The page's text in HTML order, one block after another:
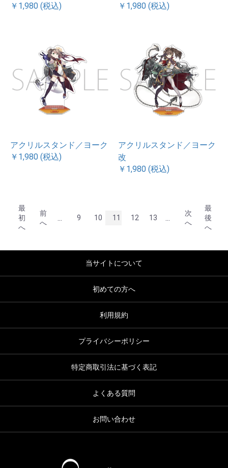
￥1,980 (税込)
￥1,980 (税込)
アクリルスタンド／ヨーク
￥1,980 (税込)
アクリルスタンド／ヨーク
改
￥1,980 (税込)
最
初
へ
前
へ
... 9 10 11 12 13 ...
次
へ
最
後
へ
当サイトについて
初めての方へ
利用規約
プライバシーポリシー
特定商取引法に基づく表記
よくある質問
お問い合わせ